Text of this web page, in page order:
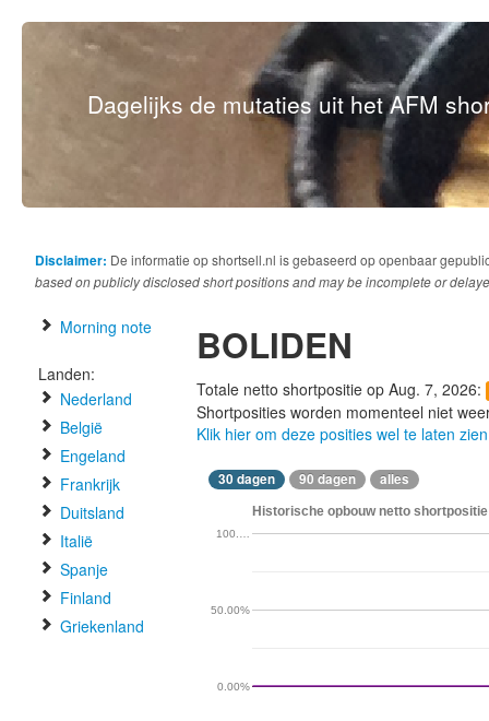
Dagelijks de mutaties uit het AFM
Disclaimer: De informatie op shortsell.nl is gebaseerd op openbaar
based on publicly disclosed short positions and may be incomplete or
Morning note
Landen:
Nederland
België
Engeland
Frankrijk
Duitsland
Italië
Spanje
Finland
Griekenland
BOLIDEN
Totale netto shortpositie op Aug. 7, 2026:
Shortposities worden momenteel niet
Klik hier om deze posities wel te laten zien
30 dagen 90 dagen alles
Historische opbouw netto
0.00%
50.00%
100.…